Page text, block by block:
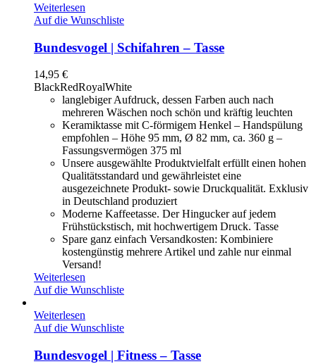
Weiterlesen
Auf die Wunschliste
Bundesvogel | Schifahren – Tasse
14,95 €
BlackRedRoyalWhite
langlebiger Aufdruck, dessen Farben auch nach
mehreren Wäschen noch schön und kräftig leuchten
Keramiktasse mit C-förmigem Henkel – Handspülung
empfohlen – Höhe 95 mm, Ø 82 mm, ca. 360 g –
Fassungsvermögen 375 ml
Unsere ausgewählte Produktvielfalt erfüllt einen hohen
Qualitätsstandard und gewährleistet eine
ausgezeichnete Produkt- sowie Druckqualität. Exklusiv
in Deutschland produziert
Moderne Kaffeetasse. Der Hingucker auf jedem
Frühstückstisch, mit hochwertigem Druck. Tasse
Spare ganz einfach Versandkosten: Kombiniere
kostengünstig mehrere Artikel und zahle nur einmal
Versand!
Weiterlesen
Auf die Wunschliste
Weiterlesen
Auf die Wunschliste
Bundesvogel | Fitness – Tasse